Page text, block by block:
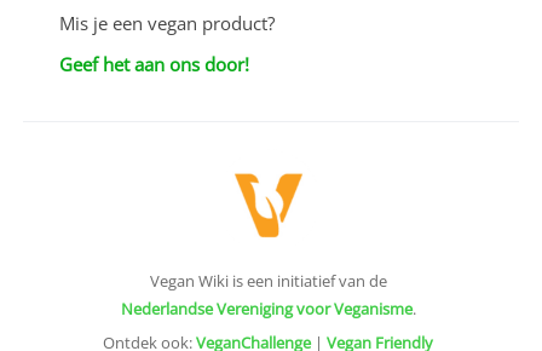
Mis je een vegan product?
Geef het aan ons door!
Vegan Wiki is een initiatief van de
Nederlandse Vereniging voor Veganisme.
Ontdek ook:VeganChallenge| Vegan Friendly